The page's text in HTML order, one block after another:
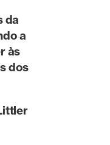
da
a
às
dos